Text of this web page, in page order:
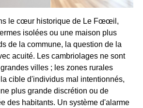
le cœur historique de Le Fœœil,
isolées ou une maison plus
de la commune, la question de la
acuité. Les cambriolages ne sont
villes ; les zones rurales
cible d'individus mal intentionnés,
plus grande discrétion ou de
des habitants. Un système d'alarme